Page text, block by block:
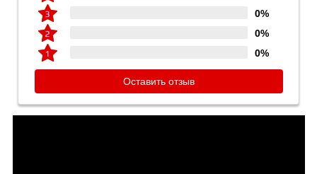
0%
0%
0%
Оставить отзыв